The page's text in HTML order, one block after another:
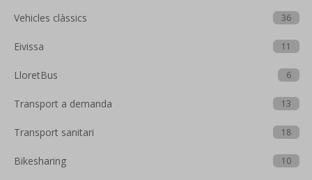
Vehicles clàssics 36
Eivissa 11
LloretBus 6
Transport a demanda 13
Transport sanitari 18
Bikesharing 10